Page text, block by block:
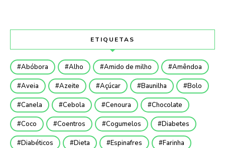
ETIQUETAS
Abóbora Alho Amido de milho Amêndoa
Aveia Azeite Açúcar Baunilha Bolo
Canela Cebola Cenoura Chocolate
Coco Coentros Cogumelos Diabetes
Diabéticos Dieta Espinafres Farinha